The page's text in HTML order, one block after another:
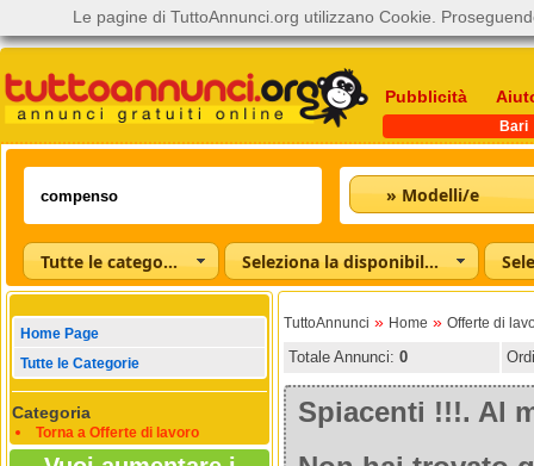
Pubblicità
Bari
» Modelli/e
Tutte le categorie Seleziona la disponibilità
Home Page
Tutte le Categorie
Categoria
Torna a Offerte di lavoro
TuttoAnnunci » Home » Offerte di
Totale Annunci: 0
Spiacenti !!!. Al
Le pagine di TuttoAnnunci.org utilizzano Cookie.